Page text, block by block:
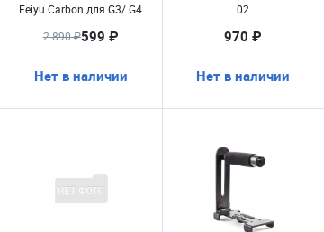
Feiyu Carbon для G3/ G4
2 890 ₽599 ₽
Нет в наличии
02
970 ₽
Нет в наличии